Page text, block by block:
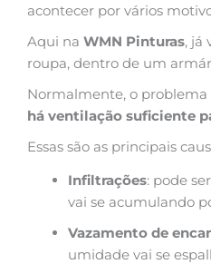
acontecer por vários
Aqui na WMN Pinturas, já
roupa, dentro de um
Normalmente, o problema
há ventilação suficiente
Essas são as principais
Infiltrações: pode
vai se acumulando
Vazamento de
umidade vai se